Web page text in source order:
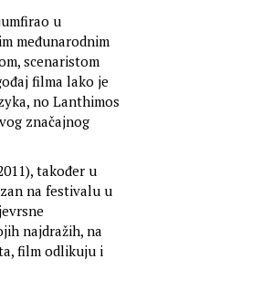
u
međunarodnim
scenaristom
filma lako je
no Lanthimos
značajnog
također u
na festivalu u
najdražih, na
film odlikuju i